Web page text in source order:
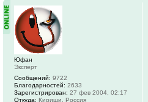
Юфан
Эксперт
Сообщений: 9722
Благодарностей: 2633
Зарегистрирован: 27 фев 2004, 02:17
Откуда: Кириши, Россия